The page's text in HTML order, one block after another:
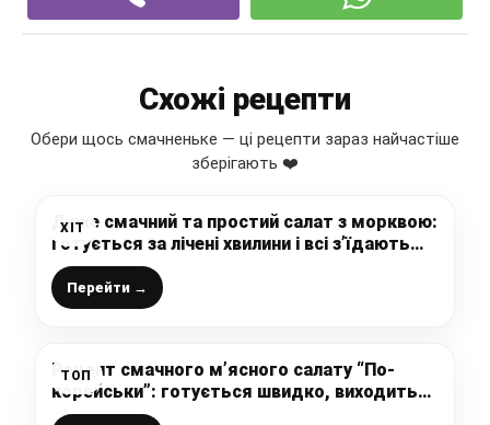
Схожі рецепти
Обери щось смачненьке — ці рецепти зараз найчастіше
зберігають ❤️
ХІТ
Дуже смачний та простий салат з морквою:
готується за лічені хвилини і всі з’їдають
його завжди першим
Перейти →
ТОП
Рецепт смачного м’ясного салату “По-
корейськи”: готується швидко, виходить
дуже ситним і поживним